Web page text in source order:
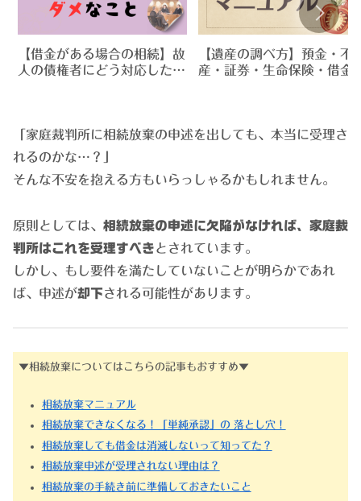
【借金がある場合の相続】故
人の債権者にどう対応したら
【遺産の調べ方】預金・不
産・証券・生命保険・借金
「家庭裁判所に相続放棄の申述を出しても、本当に受理さ
れるのかな…？」
そんな不安を抱える方もいらっしゃるかもしれません。
原則としては、 相続放棄の申述に欠陥がなければ、家庭裁
判所はこれを受理すべきとされています。
しかし、もし要件を満たしていないことが明らかであれ
ば、申述が却下される可能性があります。
▼相続放棄についてはこちらの記事もおすすめ▼
相続放棄マニュアル
相続放棄できなくなる！「単純承認」の 落とし穴！
相続放棄しても借金は消滅しないって知ってた？
相続放棄申述が受理されない理由は？
相続放棄の手続き前に準備しておきたいこと